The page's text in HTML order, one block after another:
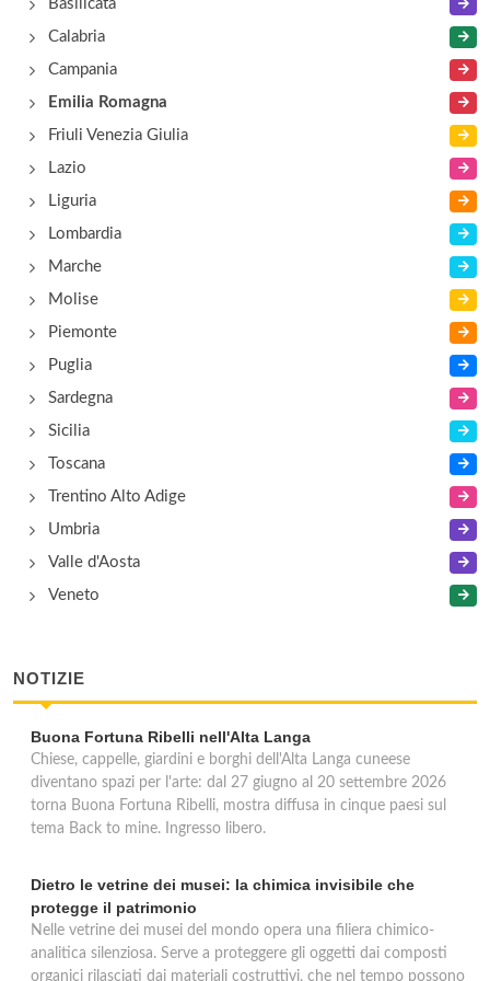
Basilicata
Calabria
Campania
Emilia Romagna
Friuli Venezia Giulia
Lazio
Liguria
Lombardia
Marche
Molise
Piemonte
Puglia
Sardegna
Sicilia
Toscana
Trentino Alto Adige
Umbria
Valle d'Aosta
Veneto
NOTIZIE
Buona Fortuna Ribelli nell'Alta Langa
Chiese, cappelle, giardini e borghi dell'Alta Langa cuneese
diventano spazi per l'arte: dal 27 giugno al 20 settembre 2026
torna Buona Fortuna Ribelli, mostra diffusa in cinque paesi sul
tema Back to mine. Ingresso libero.
Dietro le vetrine dei musei: la chimica invisibile che
protegge il patrimonio
Nelle vetrine dei musei del mondo opera una filiera chimico-
analitica silenziosa. Serve a proteggere gli oggetti dai composti
organici rilasciati dai materiali costruttivi, che nel tempo possono